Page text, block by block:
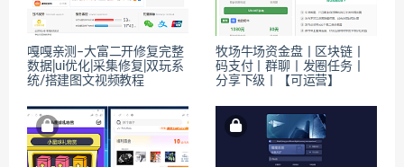
嘎嘎亲测–大富二开修复完整
数据|ui优化|采集修复|双玩系
统/搭建图文视频教程
牧场牛场资金盘丨区块链丨
码支付丨群聊丨发圈任务丨
分享下级丨【可运营】